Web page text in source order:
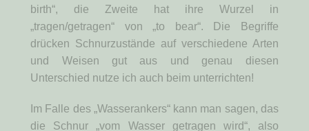
birth“, die Zweite hat ihre Wurzel in
„tragen/getragen“ von „to bear“. Die Begriffe
drücken Schnurzustände auf verschiedene Arten
und Weisen gut aus und genau diesen
Unterschied nutze ich auch beim unterrichten!
Im Falle des „Wasserankers“ kann man sagen, das
die Schnur „vom Wasser getragen wird“, also